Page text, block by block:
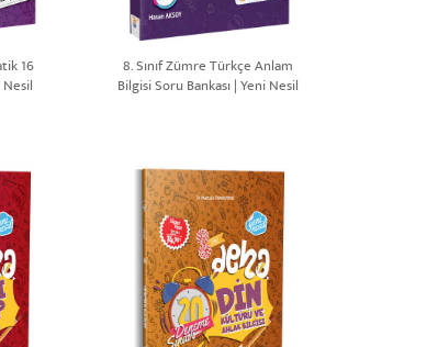
16
Nesil
8. Sınıf Zümre Türkçe Anlam
Bilgisi Soru Bankası | Yeni Nesil